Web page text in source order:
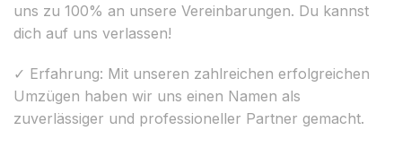
uns zu 100% an unsere Vereinbarungen. Du kannst
dich auf uns verlassen!
✓ Erfahrung: Mit unseren zahlreichen erfolgreichen
Umzügen haben wir uns einen Namen als
zuverlässiger und professioneller Partner gemacht.